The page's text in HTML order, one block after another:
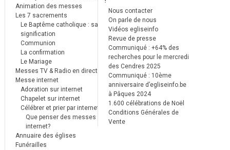
Animation des messes
Les 7 sacrements
Le Baptême catholique : sa
signification
Communion
La confirmation
Le Mariage
Messes TV & Radio en direct
Messe internet
Adoration sur internet
Chapelet sur internet
Célébrer et prier par internet
Que penser des messes
internet?
Annuaire des églises
Funérailles
Nous contacter
On parle de nous
Vidéos egliseinfo
Revue de presse
Communiqué : +64% des
recherches pour le mercredi
des Cendres 2025
Communiqué : 10ème
anniversaire d’egliseinfo.be
à Pâques 2024
1.600 célébrations de Noël
Conditions Générales de
Vente